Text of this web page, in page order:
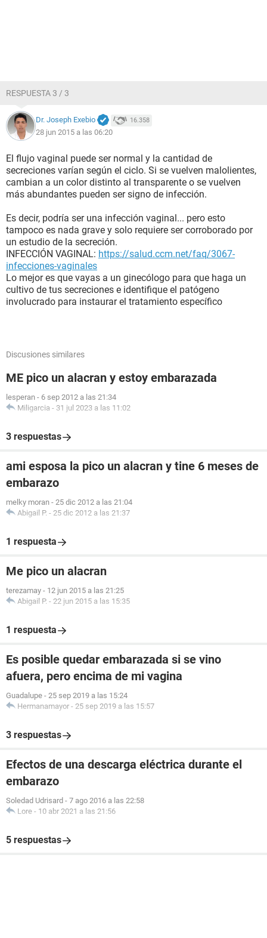
RESPUESTA 3 / 3
Dr. Joseph Exebio 16.358
28 jun 2015 a las 06:20
El flujo vaginal puede ser normal y la cantidad de
secreciones varían según el ciclo. Si se vuelven malolientes,
cambian a un color distinto al transparente o se vuelven
más abundantes pueden ser signo de infección.
Es decir, podría ser una infección vaginal... pero esto
tampoco es nada grave y solo requiere ser corroborado por
un estudio de la secreción.
INFECCIÓN VAGINAL: https://salud.ccm.net/faq/3067-
infecciones-vaginales
Lo mejor es que vayas a un ginecólogo para que haga un
cultivo de tus secreciones e identifique el patógeno
involucrado para instaurar el tratamiento específico
Discusiones similares
ME pico un alacran y estoy embarazada
lesperan - 6 sep 2012 a las 21:34
Miligarcia - 31 jul 2023 a las 11:02
3 respuestas
ami esposa la pico un alacran y tine 6 meses de
embarazo
melky moran - 25 dic 2012 a las 21:04
Abigail P. - 25 dic 2012 a las 21:37
1 respuesta
Me pico un alacran
terezamay - 12 jun 2015 a las 21:25
Abigail P. - 22 jun 2015 a las 15:35
1 respuesta
Es posible quedar embarazada si se vino
afuera, pero encima de mi vagina
Guadalupe - 25 sep 2019 a las 15:24
Hermanamayor - 25 sep 2019 a las 15:57
3 respuestas
Efectos de una descarga eléctrica durante el
embarazo
Soledad Udrisard - 7 ago 2016 a las 22:58
Lore - 10 abr 2021 a las 21:56
5 respuestas